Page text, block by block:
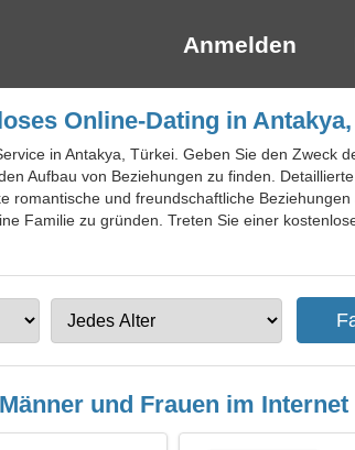
Anmelden
Online-Dating in
in Antakya, Türkei. Geben Sie den Zweck
Aufbau von Beziehungen zu finden.
romantische und freundschaftliche
Familie zu gründen. Treten Sie einer
Männer und Frauen im Internet